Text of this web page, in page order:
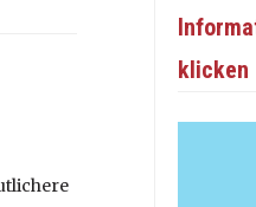
klicken